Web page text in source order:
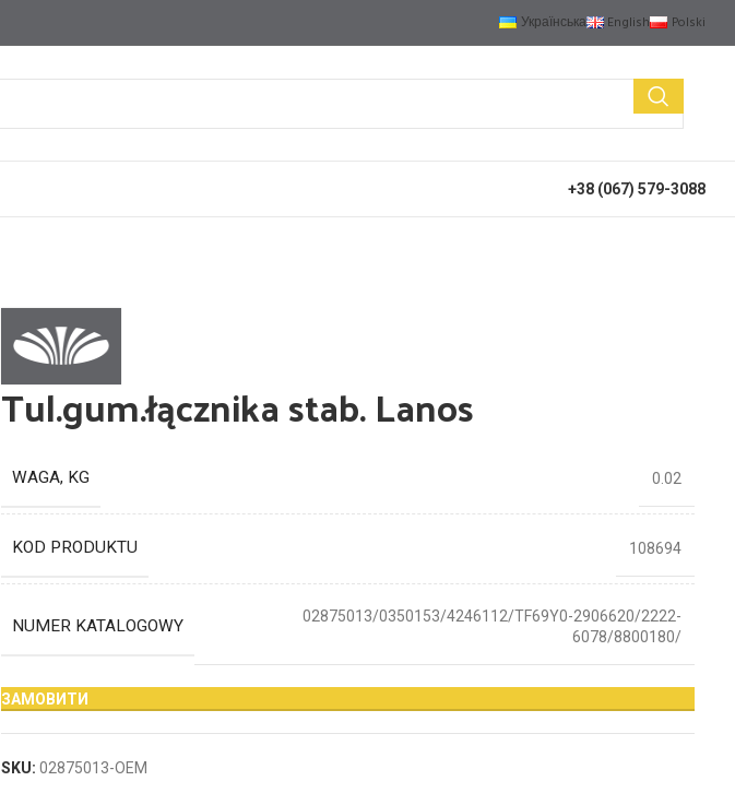
Українська English Polski
+38 (067) 579-3088
Tul.gum.łącznika stab. Lanos
WAGA, KG 0.02
KOD PRODUKTU 108694
NUMER KATALOGOWY
02875013/0350153/4246112/TF69Y0-2906620/2222-
6078/8800180/
ЗАМОВИТИ
SKU: 02875013-OEM